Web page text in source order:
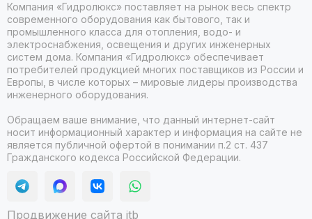
Компания «Гидролюкс» поставляет на рынок весь спектр
современного оборудования как бытового, так и
промышленного класса для отопления, водо- и
электроснабжения, освещения и других инженерных
систем дома. Компания «Гидролюкс» обеспечивает
потребителей продукцией многих поставщиков из России и
Европы, в числе которых – мировые лидеры производства
инженерного оборудования.
Обращаем ваше внимание, что данный интернет-сайт
носит информационный характер и информация на сайте не
является публичной офертой в понимании п.2 ст. 437
Гражданского кодекса Российской Федерации.
Продвижение сайта itb